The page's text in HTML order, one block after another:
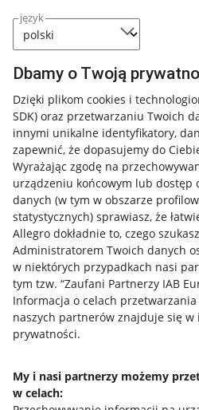
język
Dbamy o Twoją
Dzięki plikom cookies i
SDK) oraz przetwarzaniu Twoich
innymi unikalne identyfikatory,
zapewnić, że dopasujemy do
Wyrażając zgodę na
urządzeniu końcowym lub
danych (w tym w obszarze
statystycznych) sprawiasz, że
Allegro dokładnie to, czego
Administratorem Twoich danych
w niektórych przypadkach nasi
tym tzw. “Zaufani Partnerzy IAB
Informacja o celach
naszych partnerów znajduje się
prywatności.
My i nasi partnerzy możemy
w celach:
Przydatne informacje
Jak to działa
Allegro Gadane dla sprzedających